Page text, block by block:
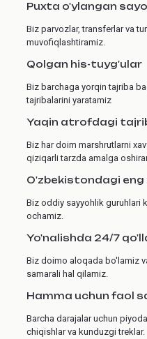
Puxta o'ylangan
Biz parvozlar, transferlar va
muvofiqlashtiramiz.
Qolgan his-tuyg'ular
Biz barchaga yorqin tajriba
tajribalarini yaratamiz
Yaqin atrofdagi
Biz har doim marshrutlarni
qiziqarli tarzda amalga
O'zbekistondagi eng
Biz oddiy sayyohlik guruhlari
ochamiz.
Yo'nalishda 24/7
Biz doimo aloqada bo'lamiz
samarali hal qilamiz.
Hamma uchun faol
Barcha darajalar uchun
chiqishlar va kunduzgi treklar.